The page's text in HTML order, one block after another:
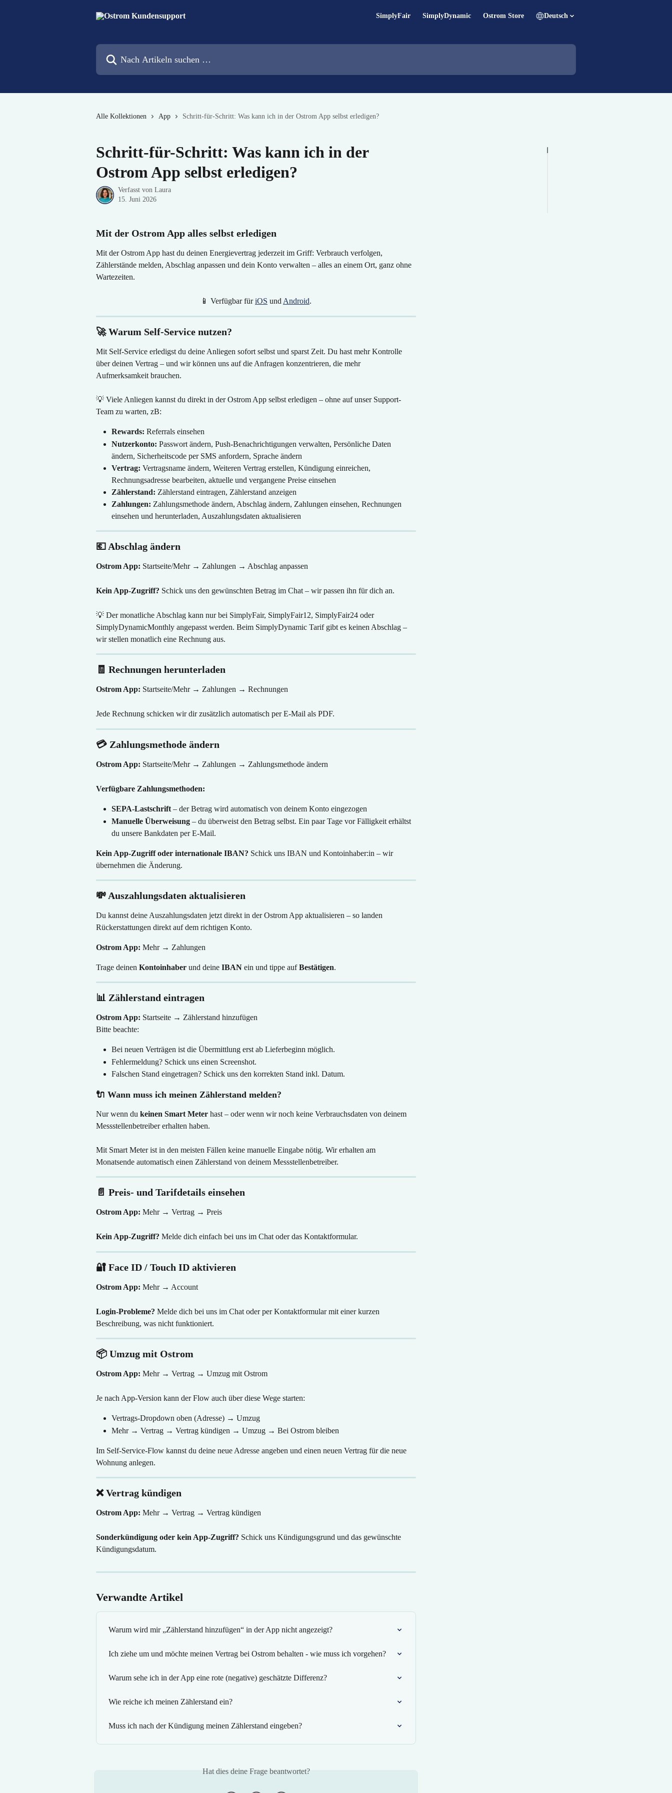
SimplyFair SimplyDynamic Ostrom Store Deutsch
Alle Kollektionen App Schritt-für-Schritt: Was kann ich in der Ostrom App selbst erledigen?
Schritt-für-Schritt: Was kann ich in der
Ostrom App selbst erledigen?
Verfasst von Laura
15. Juni 2026
Mit der Ostrom App alles selbst erledigen
Mit der Ostrom App hast du deinen Energievertrag jederzeit im Griff: Verbrauch verfolgen,
Zählerstände melden, Abschlag anpassen und dein Konto verwalten – alles an einem Ort, ganz ohne
Wartezeiten.
📱 Verfügbar für iOS und Android.
🚀 Warum Self-Service nutzen?
Mit Self-Service erledigst du deine Anliegen sofort selbst und sparst Zeit. Du hast mehr Kontrolle
über deinen Vertrag – und wir können uns auf die Anfragen konzentrieren, die mehr
Aufmerksamkeit brauchen.
💡 Viele Anliegen kannst du direkt in der Ostrom App selbst erledigen – ohne auf unser Support-
Team zu warten, zB:
Rewards: Referrals einsehen
Nutzerkonto: Passwort ändern, Push-Benachrichtigungen verwalten, Persönliche Daten
ändern, Sicherheitscode per SMS anfordern, Sprache ändern
Vertrag: Vertragsname ändern, Weiteren Vertrag erstellen, Kündigung einreichen,
Rechnungsadresse bearbeiten, aktuelle und vergangene Preise einsehen
Zählerstand: Zählerstand eintragen, Zählerstand anzeigen
Zahlungen: Zahlungsmethode ändern, Abschlag ändern, Zahlungen einsehen, Rechnungen
einsehen und herunterladen, Auszahlungsdaten aktualisieren
💶 Abschlag ändern
Ostrom App: Startseite/Mehr → Zahlungen → Abschlag anpassen
Kein App-Zugriff? Schick uns den gewünschten Betrag im Chat – wir passen ihn für dich an.
💡 Der monatliche Abschlag kann nur bei SimplyFair, SimplyFair12, SimplyFair24 oder
SimplyDynamicMonthly angepasst werden. Beim SimplyDynamic Tarif gibt es keinen Abschlag –
wir stellen monatlich eine Rechnung aus.
🧾 Rechnungen herunterladen
Ostrom App: Startseite/Mehr → Zahlungen → Rechnungen
Jede Rechnung schicken wir dir zusätzlich automatisch per E-Mail als PDF.
💳 Zahlungsmethode ändern
Ostrom App: Startseite/Mehr → Zahlungen → Zahlungsmethode ändern
Verfügbare Zahlungsmethoden:
SEPA-Lastschrift – der Betrag wird automatisch von deinem Konto eingezogen
Manuelle Überweisung – du überweist den Betrag selbst. Ein paar Tage vor Fälligkeit erhältst
du unsere Bankdaten per E-Mail.
Kein App-Zugriff oder internationale IBAN? Schick uns IBAN und Kontoinhaber:in – wir
übernehmen die Änderung.
💸 Auszahlungsdaten aktualisieren
Du kannst deine Auszahlungsdaten jetzt direkt in der Ostrom App aktualisieren – so landen
Rückerstattungen direkt auf dem richtigen Konto.
Ostrom App: Mehr → Zahlungen
Trage deinen Kontoinhaber und deine IBAN ein und tippe auf Bestätigen.
📊 Zählerstand eintragen
Ostrom App: Startseite → Zählerstand hinzufügen
Bitte beachte:
Bei neuen Verträgen ist die Übermittlung erst ab Lieferbeginn möglich.
Fehlermeldung? Schick uns einen Screenshot.
Falschen Stand eingetragen? Schick uns den korrekten Stand inkl. Datum.
🔌 Wann muss ich meinen Zählerstand melden?
Nur wenn du keinen Smart Meter hast – oder wenn wir noch keine Verbrauchsdaten von deinem
Messstellenbetreiber erhalten haben.
Mit Smart Meter ist in den meisten Fällen keine manuelle Eingabe nötig. Wir erhalten am
Monatsende automatisch einen Zählerstand von deinem Messstellenbetreiber.
📄 Preis- und Tarifdetails einsehen
Ostrom App: Mehr → Vertrag → Preis
Kein App-Zugriff? Melde dich einfach bei uns im Chat oder das Kontaktformular.
🔐 Face ID / Touch ID aktivieren
Ostrom App: Mehr → Account
Login-Probleme? Melde dich bei uns im Chat oder per Kontaktformular mit einer kurzen
Beschreibung, was nicht funktioniert.
📦 Umzug mit Ostrom
Ostrom App: Mehr → Vertrag → Umzug mit Ostrom
Je nach App-Version kann der Flow auch über diese Wege starten:
Vertrags-Dropdown oben (Adresse) → Umzug
Mehr → Vertrag → Vertrag kündigen → Umzug → Bei Ostrom bleiben
Im Self-Service-Flow kannst du deine neue Adresse angeben und einen neuen Vertrag für die neue
Wohnung anlegen.
❌ Vertrag kündigen
Ostrom App: Mehr → Vertrag → Vertrag kündigen
Sonderkündigung oder kein App-Zugriff? Schick uns Kündigungsgrund und das gewünschte
Kündigungsdatum.
Verwandte Artikel
Warum wird mir „Zählerstand hinzufügen“ in der App nicht angezeigt?
Ich ziehe um und möchte meinen Vertrag bei Ostrom behalten - wie muss ich vorgehen?
Warum sehe ich in der App eine rote (negative) geschätzte Differenz?
Wie reiche ich meinen Zählerstand ein?
Muss ich nach der Kündigung meinen Zählerstand eingeben?
Hat dies deine Frage beantwortet?